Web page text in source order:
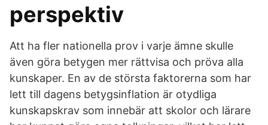
perspektiv
Att ha fler nationella prov i varje ämne skulle
även göra betygen mer rättvisa och pröva alla
kunskaper. En av de största faktorerna som har
lett till dagens betygsinflation är otydliga
kunskapskrav som innebär att skolor och lärare